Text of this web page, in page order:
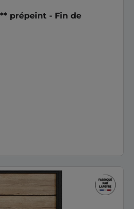
prépeint - Fin de